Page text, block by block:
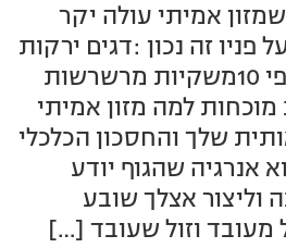
אמיתי עולה יקר
פניו זה נכון :דגים ירקות
,פירות בשר ,עולים פי 10משקיות מרשרשות
3 סיבות מוכחות למה מזון אמיתי
שלך והחסכון הכלכלי
אנרגיה שהגוף יודע
אצלך שובע
וזול שעובד […]